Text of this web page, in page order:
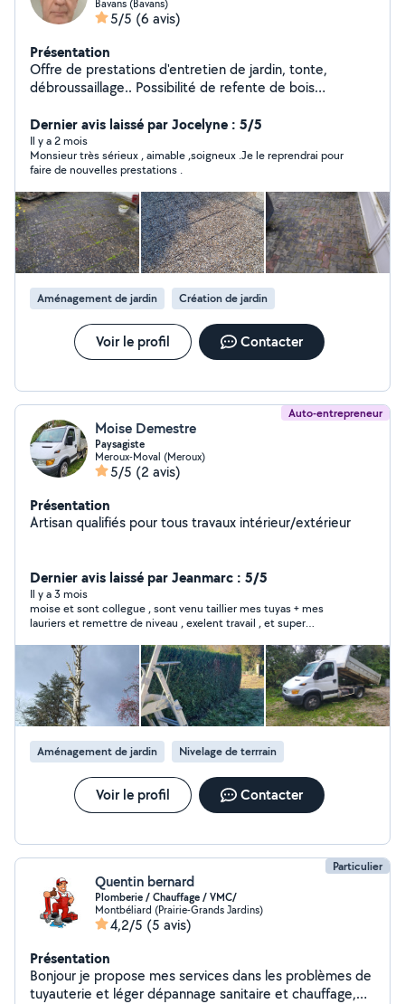
Bavans (Bavans)
5/5 (6 avis)
Présentation
Offre de prestations d'entretien de jardin, tonte,
débroussaillage.. Possibilité de refente de bois
transport de bois Petits travaux dans maison et jardin
Dernier avis laissé par Jocelyne : 5/5
Il y a 2 mois
Monsieur très sérieux , aimable ,soigneux .Je le reprendrai pour
faire de nouvelles prestations .
Aménagement de jardin Création de jardin
Voir le profil Contacter
Auto-entrepreneur
Moise Demestre
Paysagiste
Meroux-Moval (Meroux)
5/5 (2 avis)
Présentation
Artisan qualifiés pour tous travaux intérieur/extérieur
Dernier avis laissé par Jeanmarc : 5/5
Il y a 3 mois
moise et sont collegue , sont venu taillier mes tuyas + mes
lauriers et remettre de niveau , exelent travail , et super
Aménagement de jardin Nivelage de terrrain
Voir le profil Contacter
Particulier
Quentin bernard
Plomberie / Chauffage / VMC/
Montbéliard (Prairie-Grands Jardins)
4,2/5 (5 avis)
Présentation
Bonjour je propose mes services dans les problèmes de
tuyauterie et léger dépannage sanitaire et chauffage,